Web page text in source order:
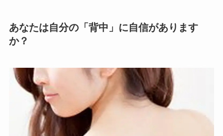
あなたは自分の「背中」に自信があります
か？